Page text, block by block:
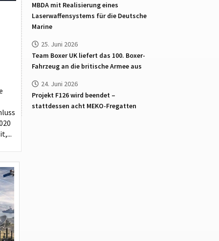
MBDA mit Realisierung eines
Laserwaffensystems für die Deutsche
Marine
25. Juni 2026
Team Boxer UK liefert das 100. Boxer-
Fahrzeug an die britische Armee aus
24. Juni 2026
Projekt F126 wird beendet –
stattdessen acht MEKO-Fregatten